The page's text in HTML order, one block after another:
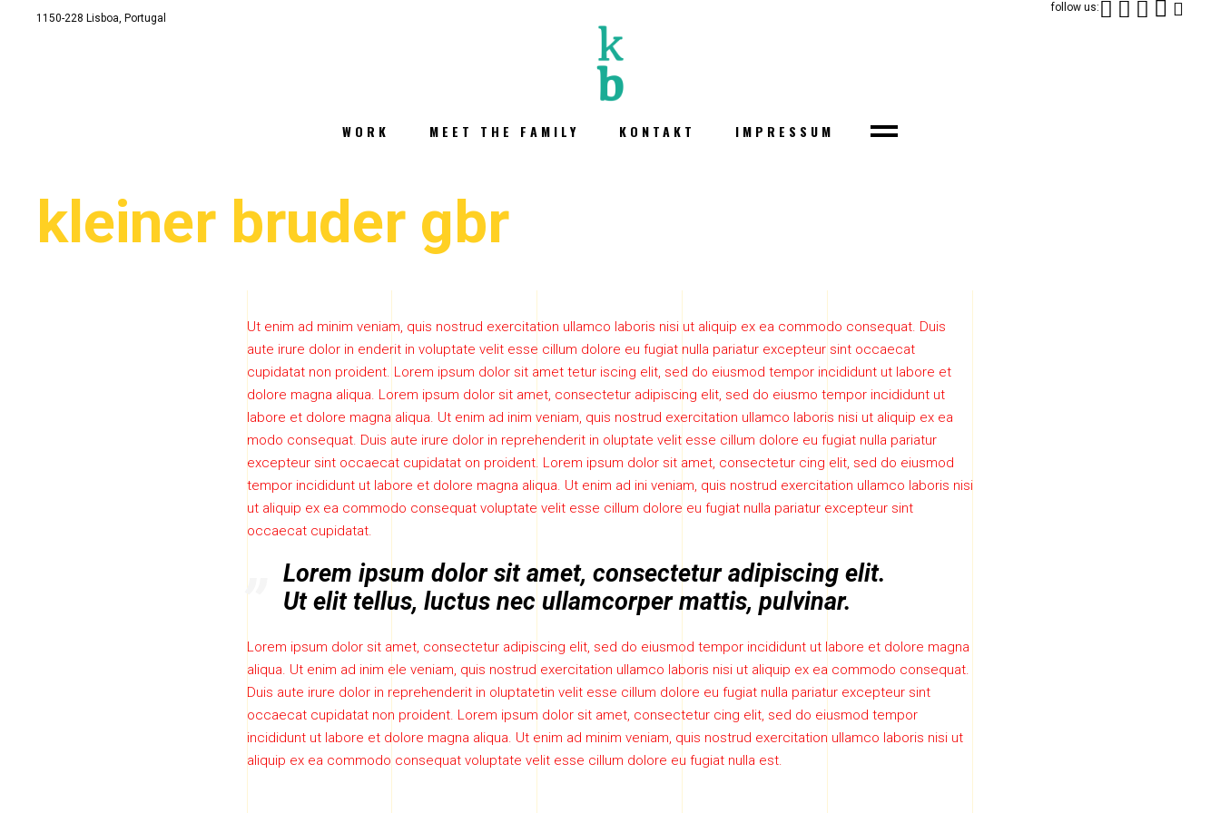
1150-228 Lisboa, Portugal
follow us:
WORK MEET THE FAMILY KONTAKT IMPRESSUM
kleiner bruder gbr
Ut enim ad minim veniam, quis nostrud exercitation ullamco laboris nisi ut aliquip ex ea commodo consequat. Duis
aute irure dolor in enderit in voluptate velit esse cillum dolore eu fugiat nulla pariatur excepteur sint occaecat
cupidatat non proident. Lorem ipsum dolor sit amet tetur iscing elit, sed do eiusmod tempor incididunt ut labore et
dolore magna aliqua. Lorem ipsum dolor sit amet, consectetur adipiscing elit, sed do eiusmo tempor incididunt ut
labore et dolore magna aliqua. Ut enim ad inim veniam, quis nostrud exercitation ullamco laboris nisi ut aliquip ex ea
modo consequat. Duis aute irure dolor in reprehenderit in oluptate velit esse cillum dolore eu fugiat nulla pariatur
excepteur sint occaecat cupidatat on proident. Lorem ipsum dolor sit amet, consectetur cing elit, sed do eiusmod
tempor incididunt ut labore et dolore magna aliqua. Ut enim ad ini veniam, quis nostrud exercitation ullamco laboris nisi
ut aliquip ex ea commodo consequat voluptate velit esse cillum dolore eu fugiat nulla pariatur excepteur sint
occaecat cupidatat.
Lorem ipsum dolor sit amet, consectetur adipiscing elit.
Ut elit tellus, luctus nec ullamcorper mattis, pulvinar.
Lorem ipsum dolor sit amet, consectetur adipiscing elit, sed do eiusmod tempor incididunt ut labore et dolore magna
aliqua. Ut enim ad inim ele veniam, quis nostrud exercitation ullamco laboris nisi ut aliquip ex ea commodo consequat.
Duis aute irure dolor in reprehenderit in oluptatetin velit esse cillum dolore eu fugiat nulla pariatur excepteur sint
occaecat cupidatat non proident. Lorem ipsum dolor sit amet, consectetur cing elit, sed do eiusmod tempor
incididunt ut labore et dolore magna aliqua. Ut enim ad minim veniam, quis nostrud exercitation ullamco laboris nisi ut
aliquip ex ea commodo consequat voluptate velit esse cillum dolore eu fugiat nulla est.